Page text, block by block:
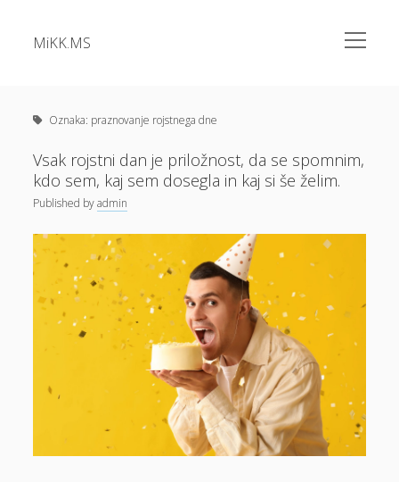
MiKK.MS
open
menu
Alu okna
Apartma Bovec
Bazeni Intex
Casino
Cene elektrike
Cvetlična korita
Dermatolog samoplačniško
Dokolenke
Domače olivno olje
Oznaka: praznovanje rojstnega dne
Vsak rojstni dan je priložnost, da se spomnim,
kdo sem, kaj sem dosegla in kaj si še želim.
Published byadmin